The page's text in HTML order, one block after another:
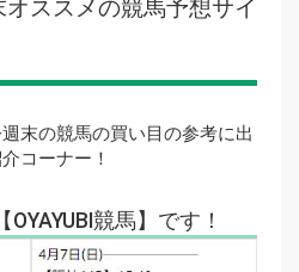
オススメの競馬予想サイ
末の競馬の買い目の参考に出
コーナー！
競馬】です！